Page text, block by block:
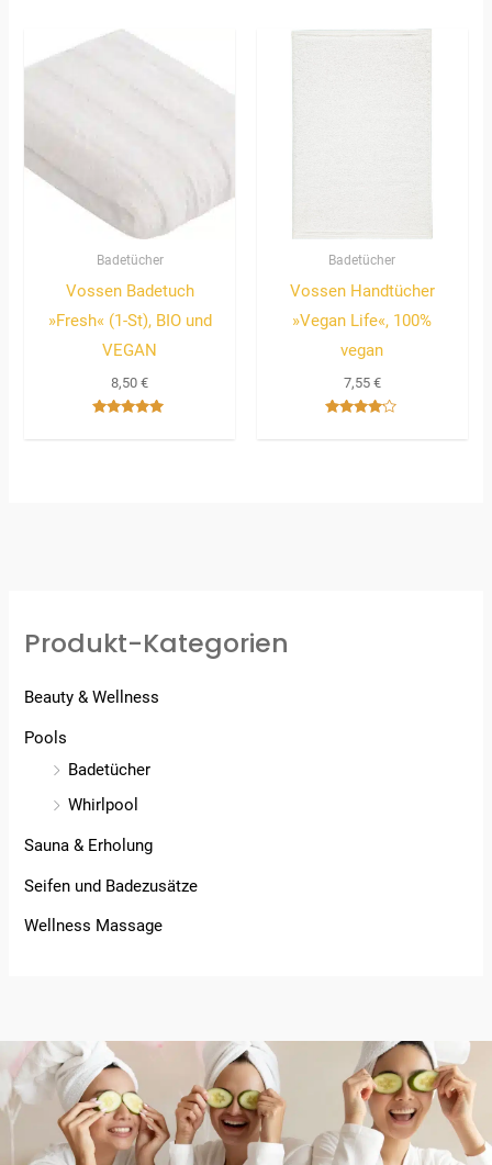
Badetücher
Vossen Badetuch
»Fresh« (1-St), BIO und
VEGAN
8,50€
Badetücher
Vossen Handtücher
»Vegan Life«, 100%
vegan
7,55 €
Produkt-Kategorien
Beauty & Wellness
Pools
Badetücher
Whirlpool
Sauna & Erholung
Seifen und Badezusätze
Wellness Massage